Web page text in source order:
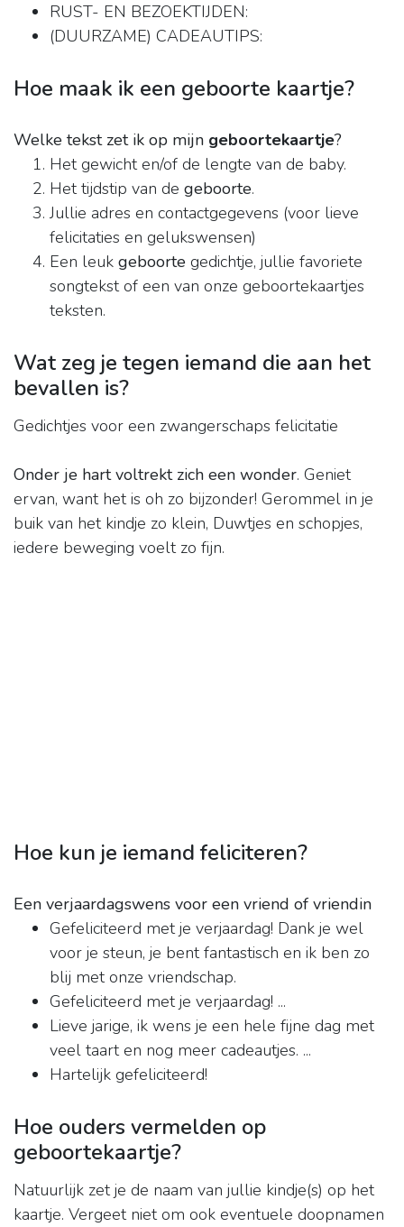
RUST- EN BEZOEKTIJDEN:
(DUURZAME) CADEAUTIPS:
Hoe maak ik een geboorte kaartje?
Welke tekst zet ik op mijn geboortekaartje?
Het gewicht en/of de lengte van de baby.
Het tijdstip van de geboorte.
Jullie adres en contactgegevens (voor lieve
felicitaties en gelukswensen)
Een leuk geboorte gedichtje, jullie favoriete
songtekst of een van onze geboortekaartjes
teksten.
Wat zeg je tegen iemand die aan het
bevallen is?
Gedichtjes voor een zwangerschaps felicitatie
Onder je hart voltrekt zich een wonder. Geniet
ervan, want het is oh zo bijzonder! Gerommel in je
buik van het kindje zo klein, Duwtjes en schopjes,
iedere beweging voelt zo fijn.
Hoe kun je iemand feliciteren?
Een verjaardagswens voor een vriend of vriendin
Gefeliciteerd met je verjaardag! Dank je wel
voor je steun, je bent fantastisch en ik ben zo
blij met onze vriendschap.
Gefeliciteerd met je verjaardag! ...
Lieve jarige, ik wens je een hele fijne dag met
veel taart en nog meer cadeautjes. ...
Hartelijk gefeliciteerd!
Hoe ouders vermelden op
geboortekaartje?
Natuurlijk zet je de naam van jullie kindje(s) op het
kaartje. Vergeet niet om ook eventuele doopnamen